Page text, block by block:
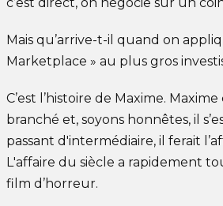
Mais qu’arrive-t-il quand on
Marketplace » au plus gros
C’est l’histoire de Maxime.
branché et, soyons honnêtes, il
passant d'intermédiaire, il ferait
L'affaire du siècle a rapidement
film d’horreur.